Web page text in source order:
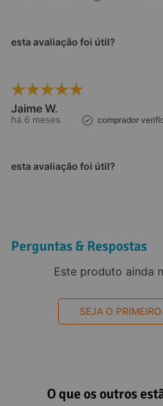
esta avaliação foi útil?
Jaime W.
há 6 meses comprador
esta avaliação foi útil?
Perguntas & Respostas
Este produto ainda
SEJA O
O que os outros